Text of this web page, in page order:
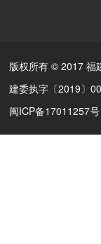
版权所有 © 2017 福
建委执字〔2019〕
闽ICP备17011257号